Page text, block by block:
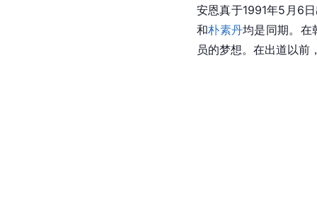
安恩真于1991年5月6
和朴素丹均是同期。在
员的梦想。在出道以前